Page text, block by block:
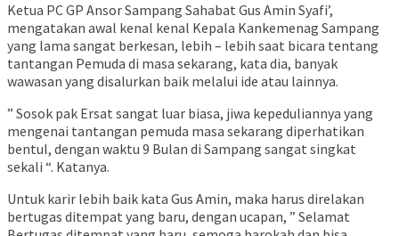
Ketua PC GP Ansor Sampang Sahabat Gus Amin Syafi’,
mengatakan awal kenal kenal Kepala Kankemenag Sampang
yang lama sangat berkesan, lebih – lebih saat bicara tentang
tantangan Pemuda di masa sekarang, kata dia, banyak
wawasan yang disalurkan baik melalui ide atau lainnya.
” Sosok pak Ersat sangat luar biasa, jiwa kepeduliannya yang
mengenai tantangan pemuda masa sekarang diperhatikan
bentul, dengan waktu 9 Bulan di Sampang sangat singkat
sekali “. Katanya.
Untuk karir lebih baik kata Gus Amin, maka harus direlakan
bertugas ditempat yang baru, dengan ucapan, ” Selamat